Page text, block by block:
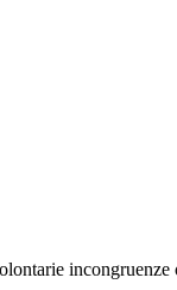
incongruenze